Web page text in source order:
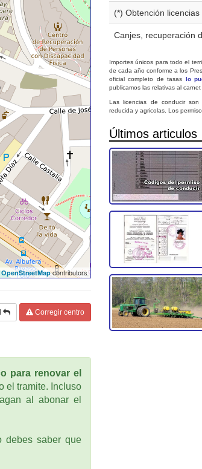
OpenStreetMapcontributors
Corregir centro
para renovar el
el tramite. Incluso
al abonar el
debes saber que
(*) Obtención licencias
Canjes, recuperación
Importes únicos para todo el
de cada año conforme a los
oficial completo de tasas lo
publicamos las relativas al carnet
Las licencias de conducir
reducida y agricolas. Los
Últimos articulos